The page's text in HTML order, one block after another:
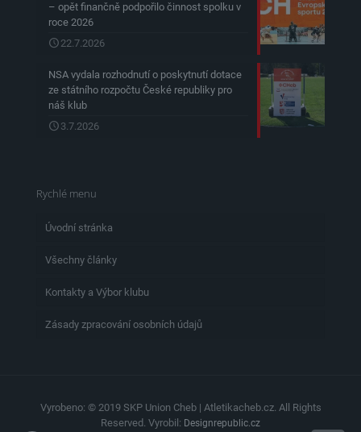
– opět finančně podpořilo činnost spolku v
roce 2026
22.7.2026
NSA vydala rozhodnutí o poskytnutí dotace
ze státního rozpočtu České republiky pro
náš klub
3.7.2026
Rychlé menu
Úvodní stránka
Všechny články
Kontakty a Výbor klubu
Zásady zpracování osobních údajů
Vyrobeno: © 2019 SKP Union Cheb | Atletikacheb.cz. All Rights
Reserved. Vyrobil: Designrepublic.cz